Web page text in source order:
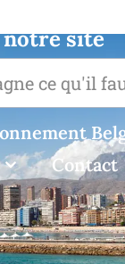
notre site
Contact